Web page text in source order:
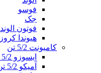
فوسو
جک
فوتون الوند
هیوندا کروز
کامیونت 5/2 تن
ایسوزو 5/2 تن
آمیکو 5/2 تن